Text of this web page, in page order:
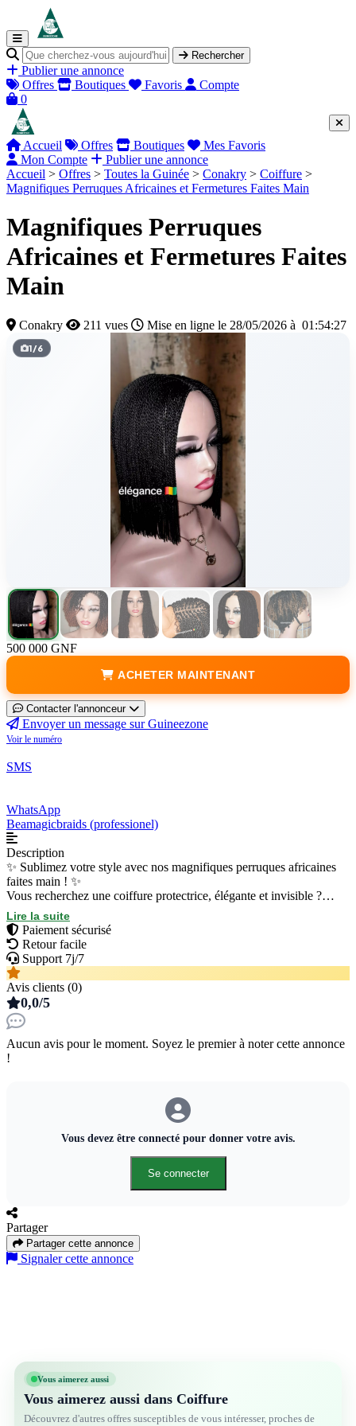
Rechercher
Publier une annonce
Offres
Boutiques Favoris
Compte
0
Accueil Offres Boutiques
Mes Favoris
Mon Compte
Publier une annonce
Accueil > Offres > Toutes la Guinée > Conakry > Coiffure >
Magnifiques Perruques Africaines et Fermetures Faites Main
Magnifiques Perruques
Africaines et Fermetures Faites
Main
Conakry 211 vues Mise en ligne le 28/05/2026 à 01:54:27
1/6
500 000 GNF
ACHETER MAINTENANT
Contacter l'annonceur
Envoyer un message sur Guineezone
Voir le numéro
SMS
WhatsApp
Beamagicbraids (professionel)
Description
​✨ Sublimez votre style avec nos magnifiques perruques africaines
faites main ! ✨
​Vous recherchez une coiffure protectrice, élégante et invisible ?
Découvrez nos perruques et fermetures (closures) entièrement
ventilées et tressées à la main avec une précision artisanale unique.
​Qualité : Finitions soignées, effet ultra-naturel et confort absolu.
​Style : Idéal pour toutes les occasions, facile à poser et à entretenir.
​Modèles : Plusieurs styles et longueurs disponibles selon vos
préférences.
​📞 Contactez-moi dès maintenant (par message ou téléphone) pour
commander la vôtre ou pour toute question. Faites confiance au
savoir-faire local pour un résultat magique !
Lire la suite
Paiement sécurisé
Retour facile
Support 7j/7
Avis clients (0)
0,0/5
Aucun avis pour le moment. Soyez le premier à noter cette annonce
!
Vous devez être connecté pour donner votre avis.
Se connecter
Partager
Partager cette annonce
Signaler cette annonce
Vous aimerez aussi
Vous aimerez aussi dans Coiffure
Découvrez d'autres offres susceptibles de vous intéresser, proches de